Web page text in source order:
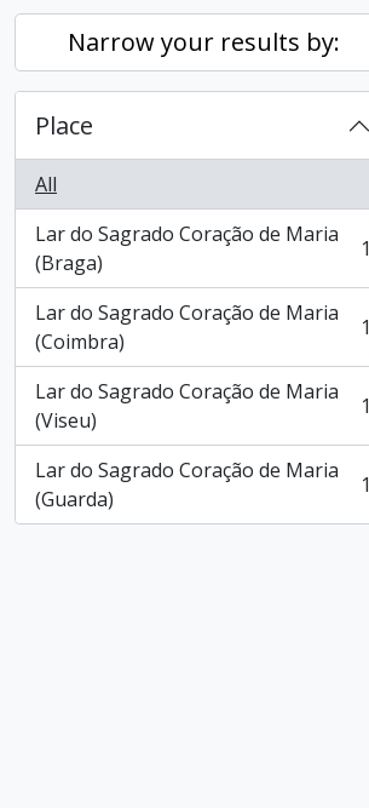
Narrow your results by:
Place
All
Lar do Sagrado Coração de Maria
(Braga)
, 1 results 1
Lar do Sagrado Coração de Maria
(Coimbra)
, 1 results 1
Lar do Sagrado Coração de Maria
(Viseu)
, 1 results 1
Lar do Sagrado Coração de Maria
(Guarda)
, 1 results 1